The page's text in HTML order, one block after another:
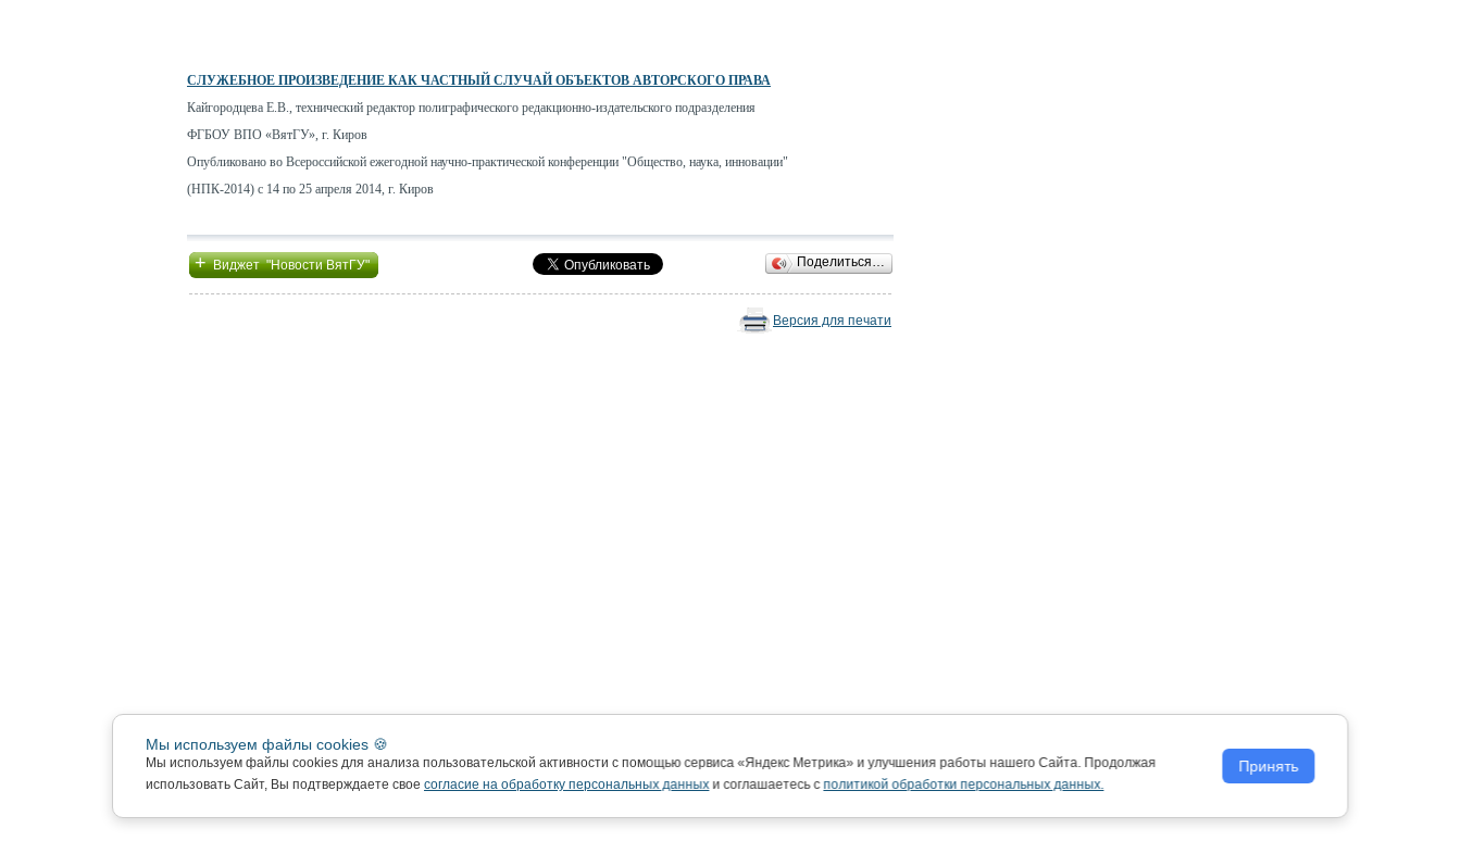
СЛУЖЕБНОЕ ПРОИЗВЕДЕНИЕ КАК ЧАСТНЫЙ СЛУЧАЙ ОБЪЕКТОВ АВТОРСКОГО ПРАВА
Кайгородцева Е.В., технический редактор полиграфического редакционно-издательского подразделения
ФГБОУ ВПО «ВятГУ», г. Киров
Опубликовано во Всероссийской ежегодной научно-практической конференции "Общество, наука, инновации"
(НПК-2014) с 14 по 25 апреля 2014, г. Киров
+Виджет "Новости ВятГУ" Поделиться…
Версия для печати
Мы используем файлы cookies 🍪
Мы используем файлы cookies для анализа пользовательской активности с помощью сервиса «Яндекс Метрика» и улучшения работы нашего Сайта. Продолжая
использовать Сайт, Вы подтверждаете своесогласие на обработку персональных данныхи соглашаетесь сполитикой обработки персональных данных.
Принять